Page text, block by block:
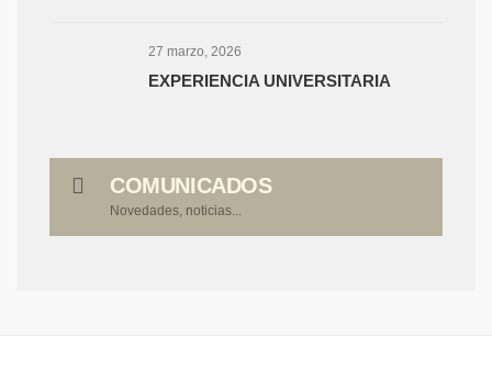
27 marzo, 2026
EXPERIENCIA UNIVERSITARIA
COMUNICADOS
Novedades, noticias...